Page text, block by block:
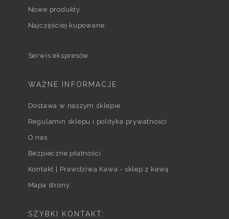
Nowe produkty
Najczęściej kupowane
Serwis ekspresów
WAŻNE INFORMACJE
Dostawa w naszym sklepie
Regulamin sklepu i polityka prywatności
O nas
Bezpieczne płatności
Kontakt | Prawdziwa Kawa - sklep z kawą
Mapa strony
SZYBKI KONTAKT: